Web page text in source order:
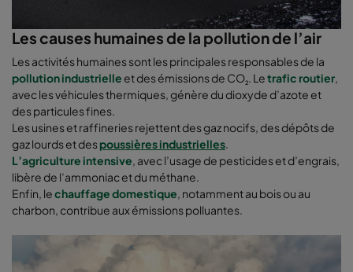
Les causes humaines de la pollution de l’air
Les activités humaines sont les principales responsables de la
pollution industrielle et des émissions de CO₂. Letrafic routier,
avec les véhicules thermiques, génère du dioxyde d’azote et
des particules fines.
Les usines et raffineries rejettent des gaz nocifs, des dépôts de
gaz lourds et despoussières industrielles.
L’agriculture intensive, avec l’usage de pesticides et d’engrais,
libère de l’ammoniac et du méthane.
Enfin, lechauffage domestique, notamment au bois ou au
charbon, contribue aux émissions polluantes.